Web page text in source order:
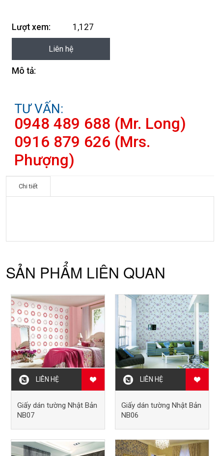
Lượt xem: 1,127
Liên hệ
Mô tả:
TƯ VẤN:
0948 489 688 (Mr. Long)
0916 879 626 (Mrs.
Phượng)
Chi tiết
SẢN PHẨM LIÊN QUAN
LIÊN HỆ
Giấy dán tường Nhật Bản
NB07
LIÊN HỆ
Giấy dán tường Nhật Bản
NB06